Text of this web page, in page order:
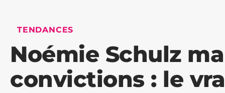
TENDANCES
Noémie Schulz
convictions : le